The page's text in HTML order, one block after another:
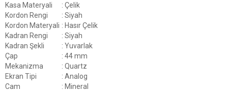
Kasa Materyali
: Çelik
Kordon Rengi
: Siyah
Kordon Materyali : Hasır Çelik
Kadran Rengi
: Siyah
Kadran Şekli
: Yuvarlak
Çap
: 44 mm
Mekanizma
: Quartz
Ekran Tipi
: Analog
Cam
: Mineral